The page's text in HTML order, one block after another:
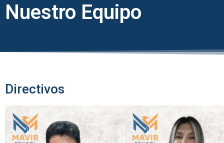
Nuestro Equipo
Directivos